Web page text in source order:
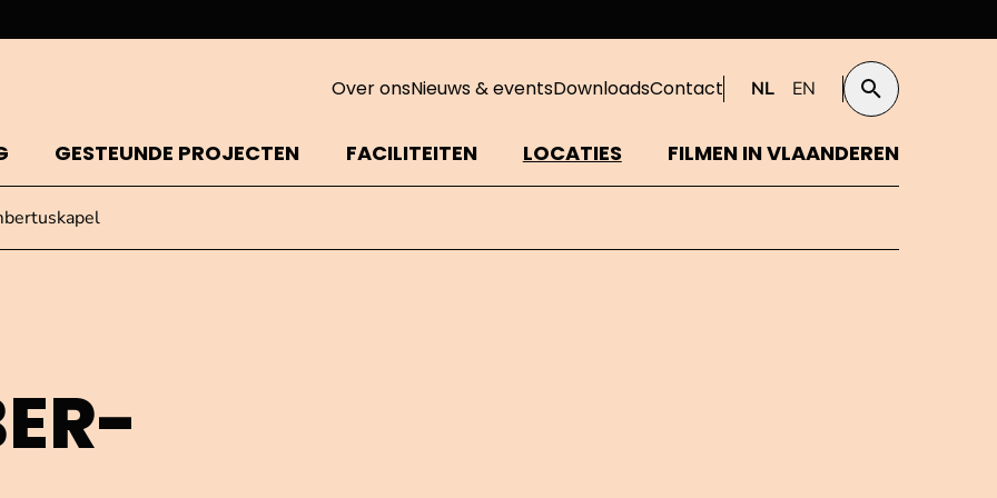
Over onsNieuws & eventsDownloadsContact NL EN Zoeken
GESTEUNDE PROJECTEN FACILITEITEN LOCATIES FILMEN IN VLAANDEREN